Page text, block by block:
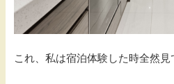
これ、私は宿泊体験した時全然